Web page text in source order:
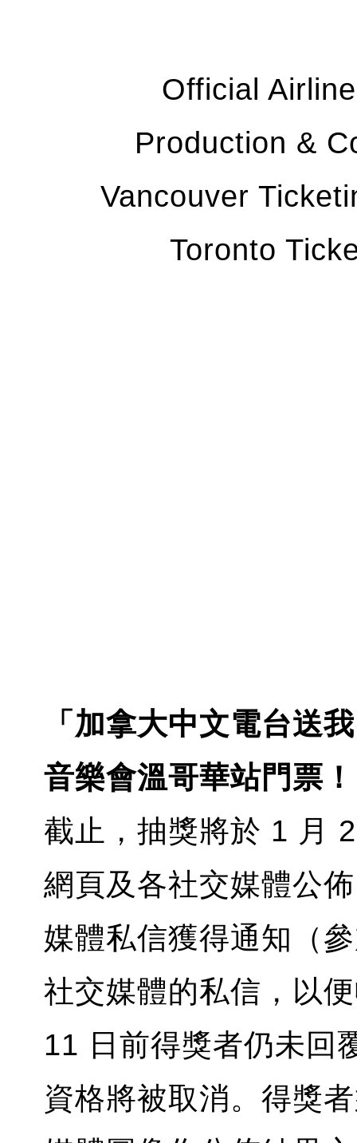
Official
Production &
Vancouver
Toronto
「加拿大中文電台送
音樂會溫哥華站門票
截止，抽獎將於 1 月
網頁及各社交媒體公
媒體私信獲得通知（
社交媒體的私信，以
11 日前得獎者仍未回
資格將被取消。得獎